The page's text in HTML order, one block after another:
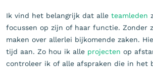
Ik vind het belangrijk dat alle teamleden
focussen op zijn of haar functie. Zonder
maken over allerlei bijkomende zaken.
tijd aan. Zo hou ik alle projecten op
controleer ik of alle afspraken die in het